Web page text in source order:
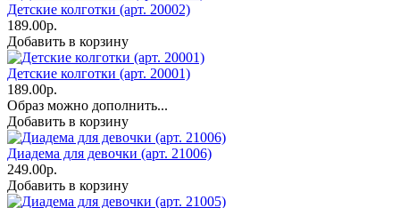
Детские колготки (арт. 20002)
189.00р.
Добавить в корзину
Детские колготки (арт. 20001)
189.00р.
Образ можно дополнить...
Добавить в корзину
Диадема для девочки (арт. 21006)
249.00р.
Добавить в корзину